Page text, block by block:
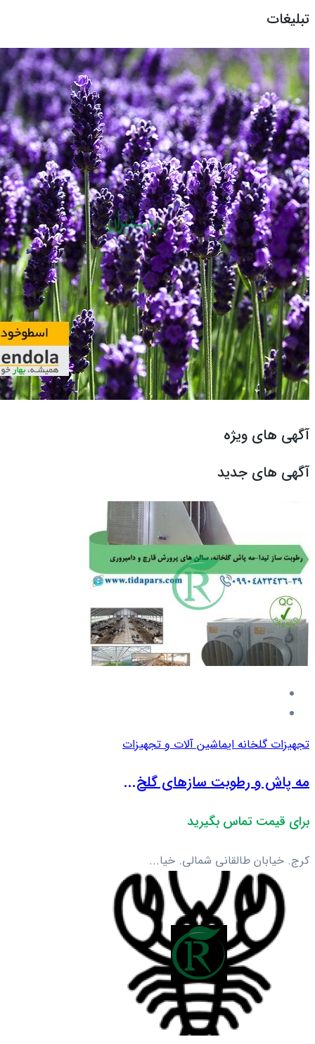
تبلیغات
آگهی های ویژه
آگهی های جدید
تجهیزات گلخانه ایماشین آلات و تجهیزات
مه پاش و رطوبت سازهای گلخ...
برای قیمت تماس بگیرید
کرج. خیابان طالقانی شمالی. خیا...